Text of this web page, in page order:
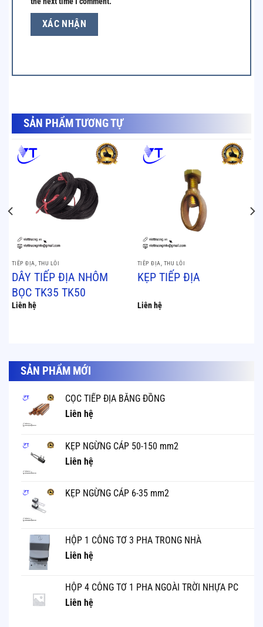
SẢN PHẨM TƯƠNG TỰ
TIẾP ĐỊA, THU LÔI
DÂY TIẾP ĐỊA NHÔM
BỌC TK35 TK50
Liên hệ
TIẾP ĐỊA, THU LÔI
KẸP TIẾP ĐỊA
Liên hệ
SẢN PHẨM MỚI
CỌC TIẾP ĐỊA BẰNG ĐỒNG
Liên hệ
KẸP NGỪNG CÁP 50-150 mm2
Liên hệ
KẸP NGỪNG CÁP 6-35 mm2
HỘP 1 CÔNG TƠ 3 PHA TRONG NHÀ
Liên hệ
HỘP 4 CÔNG TƠ 1 PHA NGOÀI TRỜI NHỰA PC
Liên hệ